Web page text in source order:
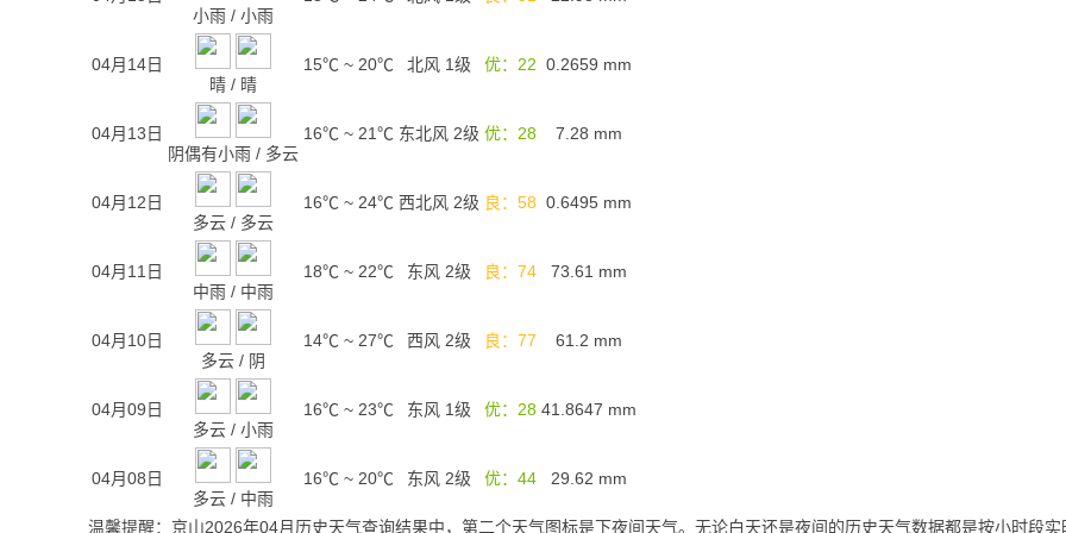
小雨 / 小雨
04月14日
晴 / 晴
15℃ ~ 20℃ 北风 1级 优：22 0.2659 mm
04月13日
阴偶有小雨 / 多云
16℃ ~ 21℃ 东北风 2级 优：28 7.28 mm
04月12日
多云 / 多云
16℃ ~ 24℃ 西北风 2级 良：58 0.6495 mm
04月11日
中雨 / 中雨
18℃ ~ 22℃ 东风 2级 良：74 73.61 mm
04月10日
多云 / 阴
14℃ ~ 27℃ 西风 2级 良：77 61.2 mm
04月09日
多云 / 小雨
16℃ ~ 23℃ 东风 1级 优：28 41.8647 mm
04月08日
多云 / 中雨
16℃ ~ 20℃ 东风 2级 优：44 29.62 mm
温馨提醒：京山2026年04月历史天气查询结果中，第二个天气图标是下夜间天气。无论白天还是夜间的历史天气数据都是按小时段实